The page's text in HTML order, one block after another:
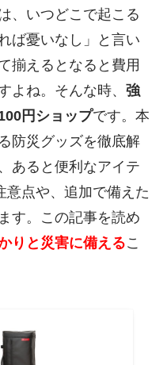
、いつどこで起こる
ば憂いなし」と言い
揃えるとなると費用
よね。そんな時、 強
円ショップです。本
防災グッズを徹底解
あると便利なアイテ
意点や、追加で備えた
す。この記事を読め
りと災害に備えるこ